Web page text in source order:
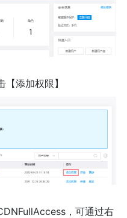
添加权限】
，可通过右